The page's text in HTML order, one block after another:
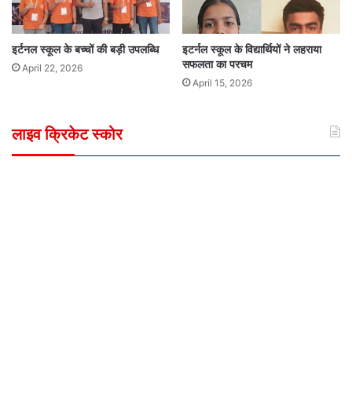
इर्टनल स्कूल के बच्चों की बड़ी उपलब्धि
April 22, 2026
इटर्नल स्कूल के विद्यार्थियों ने लहराया
सफलता का परचम
April 15, 2026
लाइव क्रिकेट स्कोर